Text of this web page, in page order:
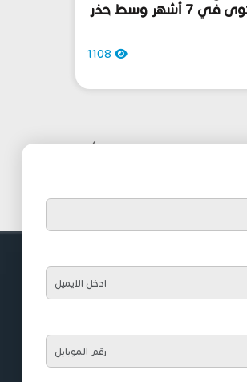
دولار بعد أسوأ مستوى في 7 أشهر وسط حذر
1108
›